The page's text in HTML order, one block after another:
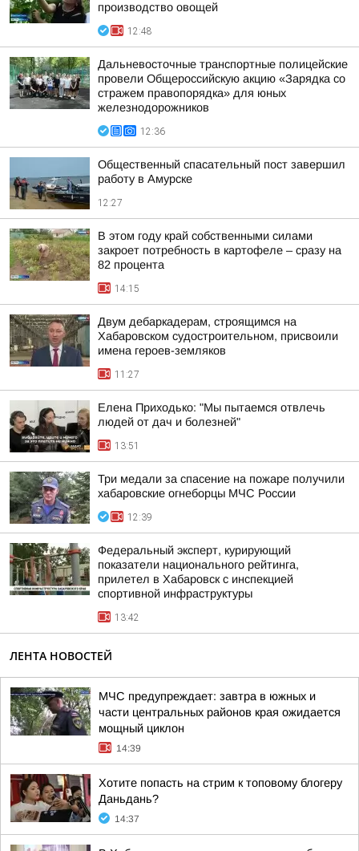
производство овощей
12:48
Дальневосточные транспортные полицейские
провели Общероссийскую акцию «Зарядка со
стражем правопорядка» для юных
железнодорожников
12:36
Общественный спасательный пост завершил
работу в Амурске
12:27
В этом году край собственными силами
закроет потребность в картофеле – сразу на
82 процента
14:15
Двум дебаркадерам, строящимся на
Хабаровском судостроительном, присвоили
имена героев-земляков
11:27
Елена Приходько: "Мы пытаемся отвлечь
людей от дач и болезней"
13:51
Три медали за спасение на пожаре получили
хабаровские огнеборцы МЧС России
12:39
Федеральный эксперт, курирующий
показатели национального рейтинга,
прилетел в Хабаровск с инспекцией
спортивной инфраструктуры
13:42
ЛЕНТА НОВОСТЕЙ
МЧС предупреждает: завтра в южных и
части центральных районов края ожидается
мощный циклон
14:39
Хотите попасть на стрим к топовому блогеру
Даньдань?
14:37